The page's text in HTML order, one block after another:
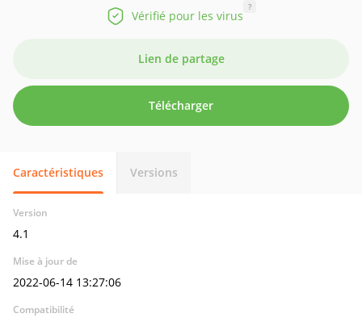
Vérifié pour les virus
?
Lien de partage
Télécharger
Caractéristiques Versions
Version
4.1
Mise à jour de
2022-06-14 13:27:06
Compatibilité